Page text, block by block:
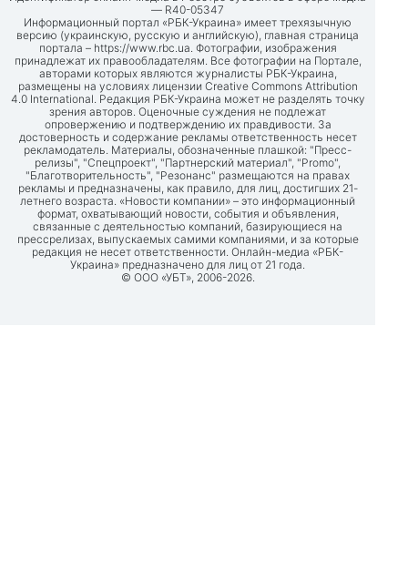
— R40-05347
Информационный портал «РБК-Украина» имеет трехязычную
версию (украинскую, русскую и английскую), главная страница
портала – https://www.rbc.ua . Фотографии, изображения
принадлежат их правообладателям. Все фотографии на Портале,
авторами которых являются журналисты РБК-Украина,
размещены на условиях лицензии Creative Commons Attribution
4.0 International. Редакция РБК-Украина может не разделять точку
зрения авторов. Оценочные суждения не подлежат
опровержению и подтверждению их правдивости. За
достоверность и содержание рекламы ответственность несет
рекламодатель. Материалы, обозначенные плашкой: "Пресс-
релизы", "Спецпроект", "Партнерский материал", "Promo",
"Благотворительность", "Резонанс" размещаются на правах
рекламы и предназначены, как правило, для лиц, достигших 21-
летнего возраста. «Новости компании» – это информационный
формат, охватывающий новости, события и объявления,
связанные с деятельностью компаний, базирующиеся на
прессрелизах, выпускаемых самими компаниями, и за которые
редакция не несет ответственности. Онлайн-медиа «РБК-
Украина» предназначено для лиц от 21 года.
© ООО «УБТ», 2006-2026.